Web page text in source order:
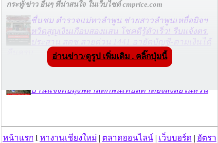
กระทู้/ข่าว อื่นๆ ที่น่าสนใจ ในเว็บไซต์ cmprice.com
ชื่นชม ตำรวจแม่ทาลำพูน ช่วยสาวลำพูนเหยื่อมิจฯ
หวิดสูญเงินเกือบสองแสน โชคดีรู้ตัวเร็ว! รีบแจ้งตร.
ประสาน สตช.สายด่วน 1441 อายัดบัญชี-ตามเงินได้
บ้านแจ้งพบถุงพลาสติกพันเทปสีดำต้องสงสัยในสวน
แม่สะเรียง ลุยตรวจ “สกุชชี่“ ของเล่นอันตราย พบไร้
มาตรฐานเสี่ยงอันตราย สั่งห้ามขาย-เตือนภัยผู้
อ่านข่าว/ดูรูป เพิ่มเติม . คลิ๊กปุ่มนี้
หน้าแรก l หางานเชียงใหม่ | ตลาดออนไลน์| เว็บบอร์ด | อัตรา